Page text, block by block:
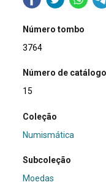
Número tombo
3764
Número de catálogo
15
Coleção
Numismática
Subcoleção
Moedas